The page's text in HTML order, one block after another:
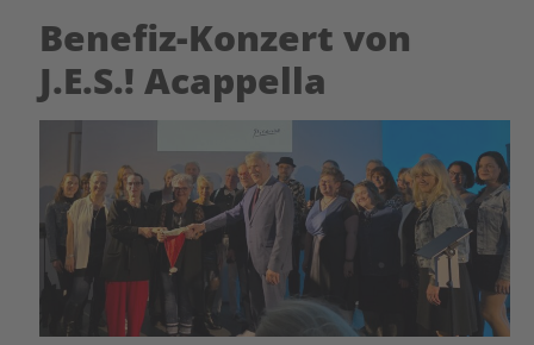
Benefiz-Konzert von
J.E.S.! Acappella